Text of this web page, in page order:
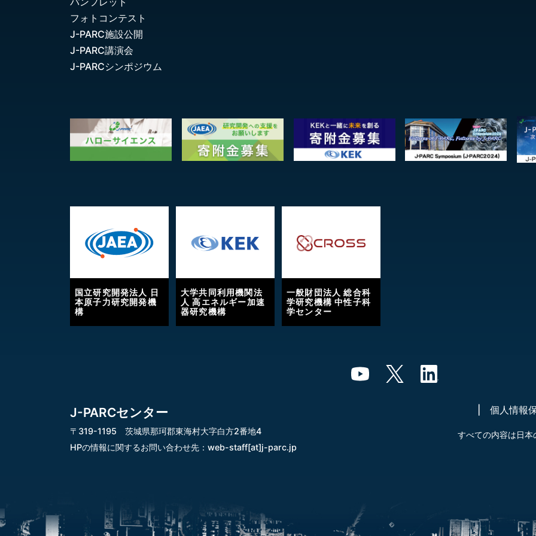
フォトコンテスト
J-PARC施設公開
J-PARC講演会
J-PARCシンポジウム
国立研究開発法人 日
本原子力研究開発機
構
大学共同利用機関法
人 高エネルギー加速
器研究機構
一般財団法人 総合科
学研究機構 中性子科
学センター
J-PARCセンター
〒319-1195 茨城県那珂郡東海村大字白方2番地4
HPの情報に関するお問い合わせ先： web-staff[at]j-parc.jp
個人情報
すべての内容は日